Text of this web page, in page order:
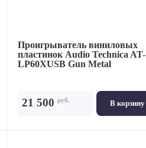
Проигрыватель виниловых
пластинок Audio Technica AT-
LP60XUSB Gun Metal
В корзину
21 500 руб.